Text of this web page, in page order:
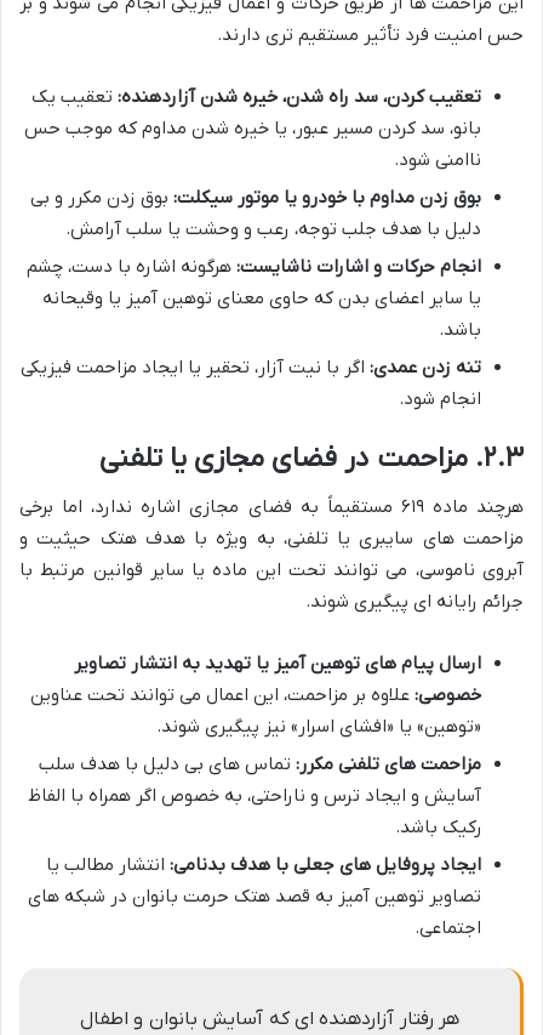
حس امنیت فرد تأثیر مستقیم تری دارند.
تعقیب کردن، سد راه شدن، خیره شدن آزاردهنده: تعقیب یک
بانو، سد کردن مسیر عبور، یا خیره شدن مداوم که موجب حس
ناامنی شود.
بوق زدن مداوم با خودرو یا موتور سیکلت: بوق زدن مکرر و بی
دلیل با هدف جلب توجه، رعب و وحشت یا سلب آرامش.
انجام حرکات و اشارات ناشایست: هرگونه اشاره با دست، چشم
یا سایر اعضای بدن که حاوی معنای توهین آمیز یا وقیحانه
باشد.
تنه زدن عمدی: اگر با نیت آزار، تحقیر یا ایجاد مزاحمت فیزیکی
انجام شود.
۲.۳. مزاحمت در فضای مجازی یا تلفنی
هرچند ماده ۶۱۹ مستقیماً به فضای مجازی اشاره ندارد، اما برخی
مزاحمت های سایبری یا تلفنی، به ویژه با هدف هتک حیثیت و
آبروی ناموسی، می توانند تحت این ماده یا سایر قوانین مرتبط با
جرائم رایانه ای پیگیری شوند.
ارسال پیام های توهین آمیز یا تهدید به انتشار تصاویر
خصوصی: علاوه بر مزاحمت، این اعمال می توانند تحت عناوین
«توهین» یا «افشای اسرار» نیز پیگیری شوند.
مزاحمت های تلفنی مکرر: تماس های بی دلیل با هدف سلب
آسایش و ایجاد ترس و ناراحتی، به خصوص اگر همراه با الفاظ
رکیک باشد.
ایجاد پروفایل های جعلی با هدف بدنامی: انتشار مطالب یا
تصاویر توهین آمیز به قصد هتک حرمت بانوان در شبکه های
اجتماعی.
هر رفتار آزاردهنده ای که آسایش بانوان و اطفال